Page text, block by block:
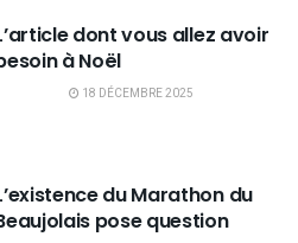
dont vous allez avoir
à Noël
18 DÉCEMBRE 2025
du Marathon du
pose question